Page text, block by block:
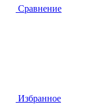
Сравнение
Избранное